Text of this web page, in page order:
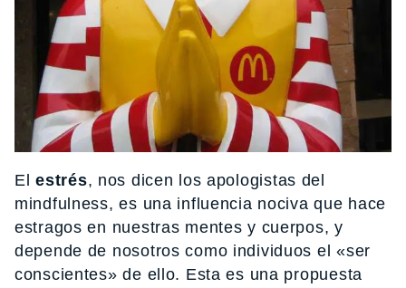
Elestrés, nos dicen los apologistas del
mindfulness, es una influencia nociva que hace
estragos en nuestras mentes y cuerpos, y
depende de nosotros como individuos el «ser
conscientes» de ello. Esta es una propuesta